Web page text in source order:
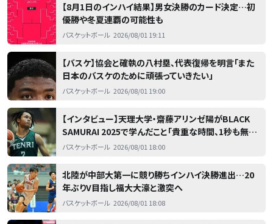
【8月1日のインハイ結果】男女決勝のカード決定…初
優勝や冬夏連覇の可能性も
バスケットボール 2026/08/01 19:11
【バスケ】協会と確執の八村塁、代表復帰を明言「また
日本のバスケのために頑張っていきたい」
バスケットボール 2026/08/01 19:00
【インタビュー】天理大学・齋藤アリンゼ陽がBLACK
SAMURAI 2025で学んだこと「貴重な時間、1秒も無駄
にできない」
バスケットボール 2026/08/01 18:00
北陸が中部大第一に競り勝ちインハイ決勝進出…20
年ぶりV目指し福大大濠と激突へ
バスケットボール 2026/08/01 18:08